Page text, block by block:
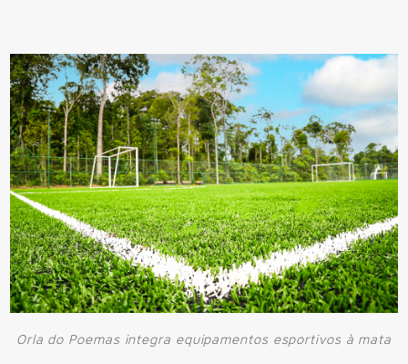
Orla do Poemas integra equipamentos esportivos à mata